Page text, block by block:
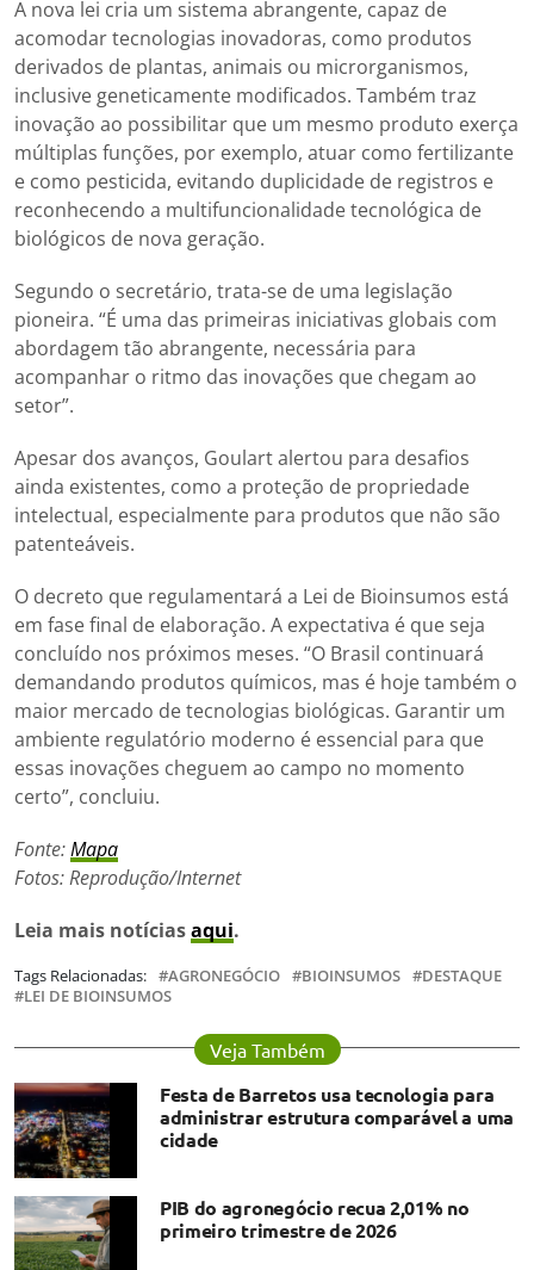
A nova lei cria um sistema abrangente, capaz de
acomodar tecnologias inovadoras, como produtos
derivados de plantas, animais ou microrganismos,
inclusive geneticamente modificados. Também traz
inovação ao possibilitar que um mesmo produto exerça
múltiplas funções, por exemplo, atuar como fertilizante
e como pesticida, evitando duplicidade de registros e
reconhecendo a multifuncionalidade tecnológica de
biológicos de nova geração.
Segundo o secretário, trata-se de uma legislação
pioneira. “É uma das primeiras iniciativas globais com
abordagem tão abrangente, necessária para
acompanhar o ritmo das inovações que chegam ao
setor”.
Apesar dos avanços, Goulart alertou para desafios
ainda existentes, como a proteção de propriedade
intelectual, especialmente para produtos que não são
patenteáveis.
O decreto que regulamentará a Lei de Bioinsumos está
em fase final de elaboração. A expectativa é que seja
concluído nos próximos meses. “O Brasil continuará
demandando produtos químicos, mas é hoje também o
maior mercado de tecnologias biológicas. Garantir um
ambiente regulatório moderno é essencial para que
essas inovações cheguem ao campo no momento
certo”, concluiu.
Fonte:Mapa
Fotos: Reprodução/Internet
Leia mais notíciasaqui.
Tags Relacionadas: AGRONEGÓCIO BIOINSUMOS
DESTAQUE
LEI DE BIOINSUMOS
Veja Também
Festa de Barretos usa tecnologia para
administrar estrutura comparável a uma
cidade
PIB do agronegócio recua 2,01% no
primeiro trimestre de 2026